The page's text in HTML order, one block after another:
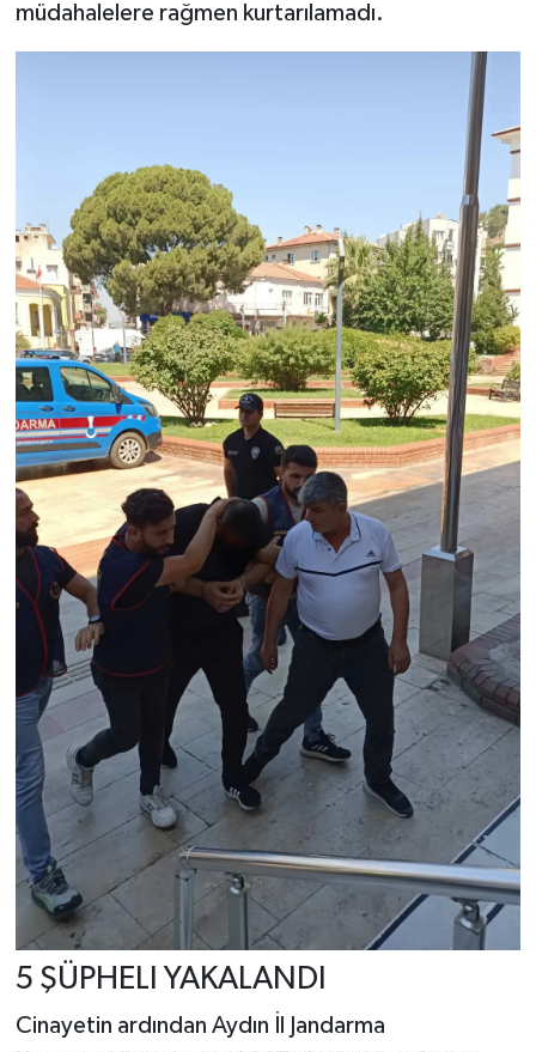
müdahalelere rağmen kurtarılamadı.
5 ŞÜPHELI YAKALANDI
Cinayetin ardından Aydın İl Jandarma